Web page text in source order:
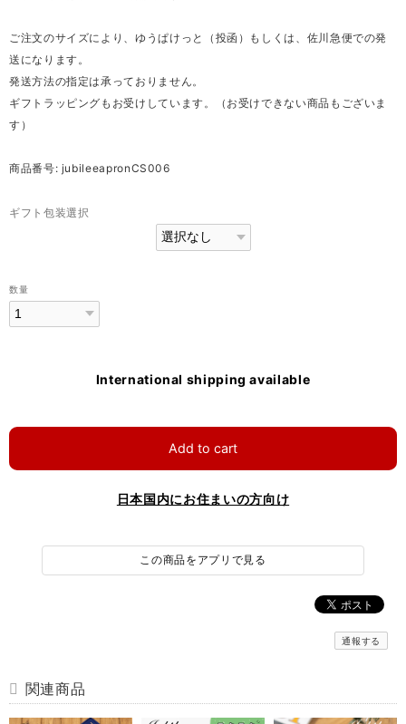
ご注文のサイズにより、ゆうぱけっと（投函）もしくは、佐川急便での発
送になります。
発送方法の指定は承っておりません。
ギフトラッピングもお受けしています。（お受けできない商品もございま
す）
商品番号: jubileeapronCS006
ギフト包装選択
数量
International shipping available
Add to cart
日本国内にお住まいの方向け
この商品をアプリで見る
通報する
関連商品